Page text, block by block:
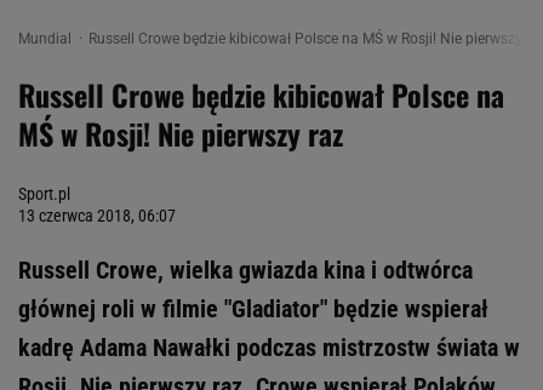
Mundial Russell Crowe będzie kibicował Polsce na MŚ w Rosji! Nie pierwszy
Russell Crowe będzie kibicował Polsce na
MŚ w Rosji! Nie pierwszy raz
Sport.pl
13 czerwca 2018, 06:07
Russell Crowe, wielka gwiazda kina i odtwórca
głównej roli w filmie "Gladiator" będzie wspierał
kadrę Adama Nawałki podczas mistrzostw świata w